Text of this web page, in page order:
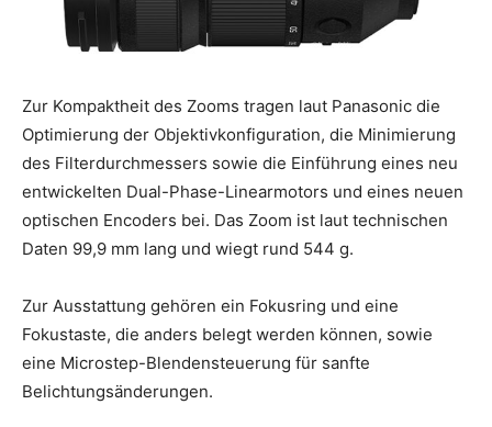
Zur Kompaktheit des Zooms tragen laut Panasonic die
Optimierung der Objektivkonfiguration, die Minimierung
des Filterdurchmessers sowie die Einführung eines neu
entwickelten Dual-Phase-Linearmotors und eines neuen
optischen Encoders bei. Das Zoom ist laut technischen
Daten 99,9 mm lang und wiegt rund 544 g.
Zur Ausstattung gehören ein Fokusring und eine
Fokustaste, die anders belegt werden können, sowie
eine Microstep-Blendensteuerung für sanfte
Belichtungsänderungen.